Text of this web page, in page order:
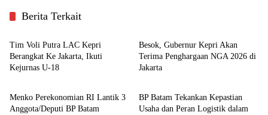
Berita Terkait
Kepulauan Riau
Tim Voli Putra LAC Kepri
Berangkat Ke Jakarta, Ikuti
Kejurnas U-18
Besok, Gubernur Kepri Akan
Terima Penghargaan NGA 2026 di
Jakarta
Batam
Menko Perekonomian RI Lantik 3
Anggota/Deputi BP Batam
Batam
BP Batam Tekankan Kepastian
Usaha dan Peran Logistik dalam